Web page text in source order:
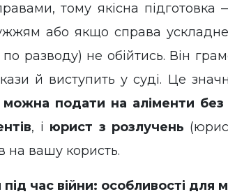
тому якісна
або якщо справа
по разводу) не обійтись. Він
й виступить у суді. Це
подати на аліменти без
, і юрист з розлучень
на вашу користь.
час війни: особливості для